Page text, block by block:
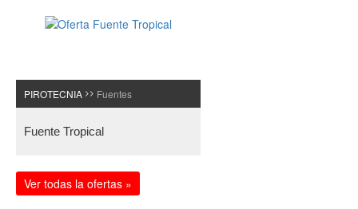
PIROTECNIA >> Fuentes
Fuente Tropical
Ver todas la ofertas »